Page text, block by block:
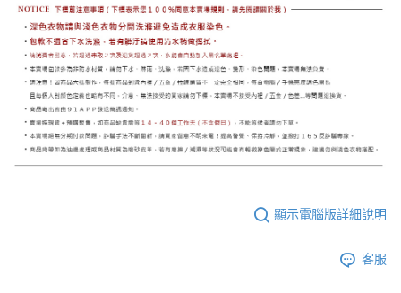
顯示電腦版詳細說明
客服